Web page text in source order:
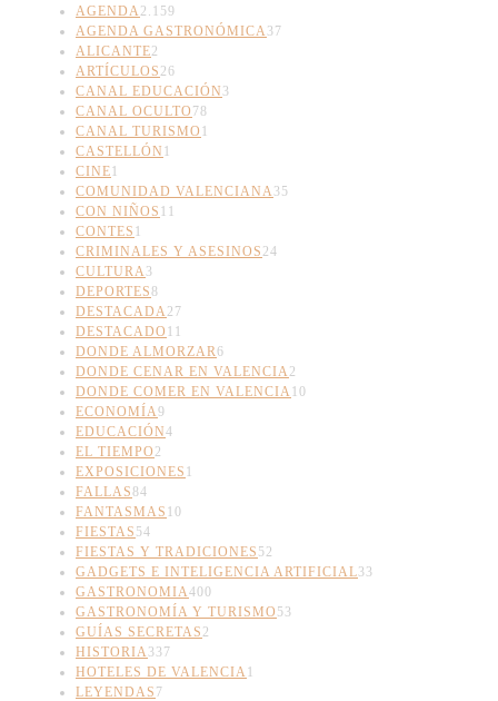
AGENDA2.159
AGENDA GASTRONÓMICA37
ALICANTE2
ARTÍCULOS 26
CANAL EDUCACIÓN 3
CANAL OCULTO 78
CANAL TURISMO 1
CASTELLÓN 1
CINE1
COMUNIDAD VALENCIANA35
CON NIÑOS 11
CONTES 1
CRIMINALES Y ASESINOS 24
CULTURA3
DEPORTES8
DESTACADA27
DESTACADO 11
DONDE ALMORZAR6
DONDE CENAR EN VALENCIA2
DONDE COMER EN VALENCIA10
ECONOMÍA9
EDUCACIÓN4
EL TIEMPO 2
EXPOSICIONES 1
FALLAS84
FANTASMAS 10
FIESTAS 54
FIESTAS Y TRADICIONES 52
GADGETS E INTELIGENCIA ARTIFICIAL33
GASTRONOMIA400
GASTRONOMÍA Y TURISMO 53
GUÍAS SECRETAS 2
HISTORIA337
HOTELES DE VALENCIA1
LEYENDAS 7